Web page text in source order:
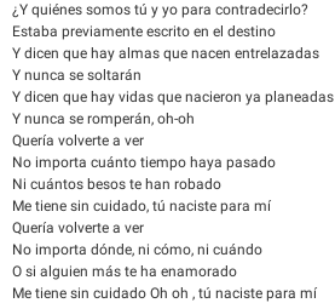
¿Y quiénes somos tú y yo para contradecirlo?
Estaba previamente escrito en el destino
Y dicen que hay almas que nacen entrelazadas
Y nunca se soltarán
Y dicen que hay vidas que nacieron ya planeadas
Y nunca se romperán, oh-oh
Quería volverte a ver
No importa cuánto tiempo haya pasado
Ni cuántos besos te han robado
Me tiene sin cuidado, tú naciste para mí
Quería volverte a ver
No importa dónde, ni cómo, ni cuándo
O si alguien más te ha enamorado
Me tiene sin cuidado Oh oh , tú naciste para mí